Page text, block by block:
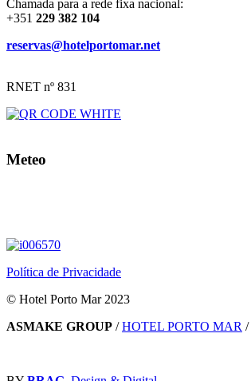
Chamada para a rede fixa nacional:
+351 229 382 104
reservas@hotelportomar.net
RNET nº 831
Meteo
Política de Privacidade
© Hotel Porto Mar 2023
ASMAKE GROUP /HOTEL PORTO MAR /